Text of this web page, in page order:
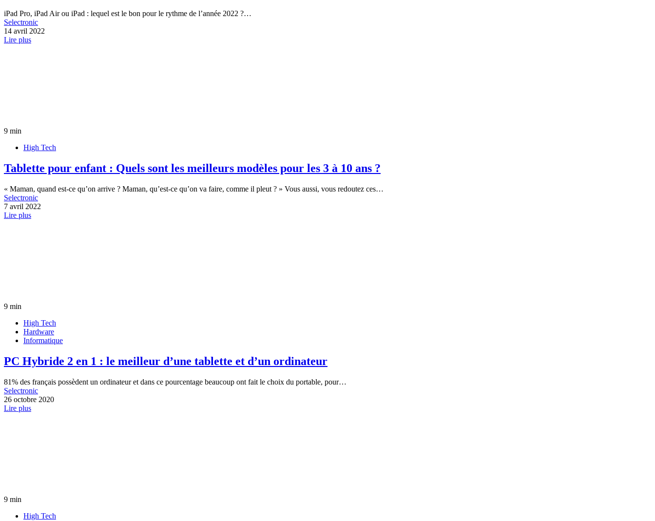
iPad Pro, iPad Air ou iPad : lequel est le bon pour le rythme de l’année 2022 ?…
Selectronic
14 avril 2022
Lire plus
9 min
High Tech
Tablette pour enfant : Quels sont les meilleurs modèles pour les 3 à 10 ans ?
« Maman, quand est-ce qu’on arrive ? Maman, qu’est-ce qu’on va faire, comme il pleut ? » Vous aussi, vous redoutez ces…
Selectronic
7 avril 2022
Lire plus
9 min
High Tech
Hardware
Informatique
PC Hybride 2 en 1 : le meilleur d’une tablette et d’un ordinateur
81% des français possèdent un ordinateur et dans ce pourcentage beaucoup ont fait le choix du portable, pour…
Selectronic
26 octobre 2020
Lire plus
9 min
High Tech